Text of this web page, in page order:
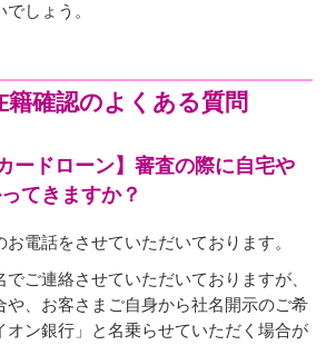
しょう。
籍確認のよくある質問
ードローン】審査の際に自宅や
てきますか？
電話をさせていただいております。
ご連絡させていただいておりますが、
や、お客さまご自身から社名開示のご希
オン銀行」と名乗らせていただく場合が